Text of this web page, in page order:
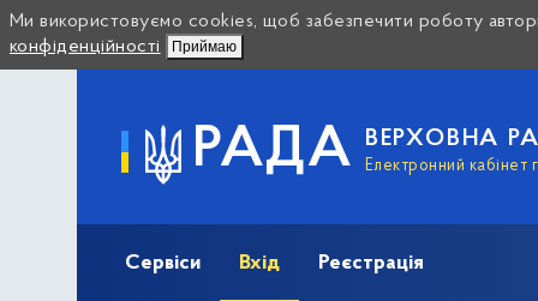
Ми використовуємо cookies, щоб забезпечити роботу
конфіденційності
Приймаю
РАДА ВЕРХОВНА
Електронний кабінет
Сервіси Вхід Реєстрація